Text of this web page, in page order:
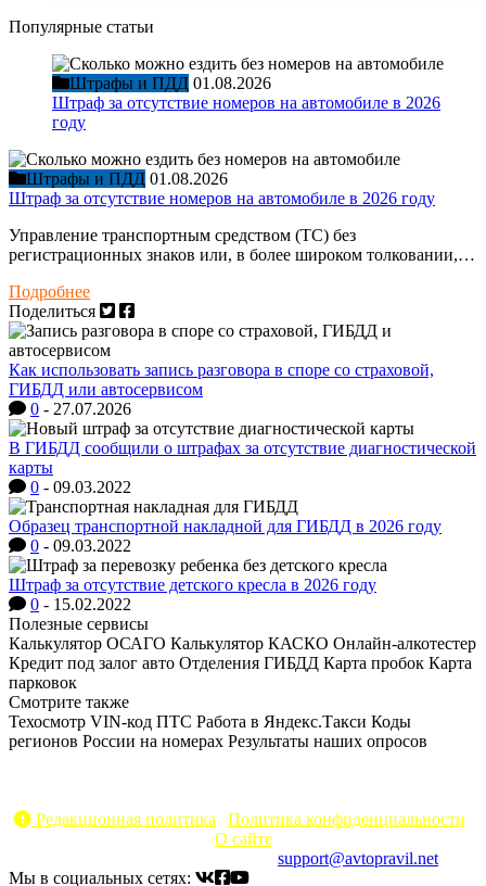
Популярные статьи
Штрафы и ПДД 01.08.2026
Штраф за отсутствие номеров на автомобиле в 2026
году
Штрафы и ПДД 01.08.2026
Штраф за отсутствие номеров на автомобиле в 2026 году
Управление транспортным средством (ТС) без
регистрационных знаков или, в более широком толковании,…
Подробнее
Поделиться
Как использовать запись разговора в споре со страховой,
ГИБДД или автосервисом
0 - 27.07.2026
В ГИБДД сообщили о штрафах за отсутствие диагностической
карты
0 - 09.03.2022
Образец транспортной накладной для ГИБДД в 2026 году
0 - 09.03.2022
Штраф за отсутствие детского кресла в 2026 году
0 - 15.02.2022
Полезные сервисы
Калькулятор ОСАГО Калькулятор КАСКО Онлайн-алкотестер
Кредит под залог авто Отделения ГИБДД Карта пробок Карта
парковок
Смотрите также
Техосмотр VIN-код ПТС Работа в Яндекс.Такси Коды
регионов России на номерах Результаты наших опросов
Редакционная политика
Политика конфиденциальности
О сайте
support@avtopravil.net
Мы в социальных сетях: